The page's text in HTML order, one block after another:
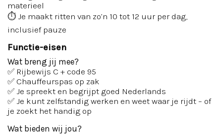
materieel
⏱️ Je maakt ritten van zo’n 10 tot 12 uur per dag,
inclusief pauze
Functie-eisen
Wat breng jij mee?
✅ Rijbewijs C + code 95
✅ Chauffeurspas op zak
✅ Je spreekt en begrijpt goed Nederlands
✅ Je kunt zelfstandig werken en weet waar je rijdt – of
je zoekt het handig op
Wat bieden wij jou?